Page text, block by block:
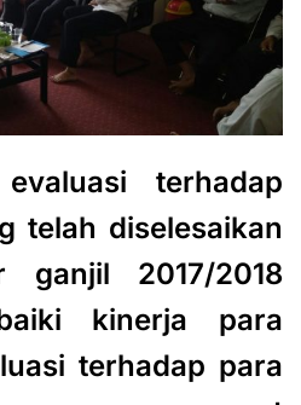
terhadap
telah diselesaikan
ganjil 2017/2018
kinerja para
terhadap para